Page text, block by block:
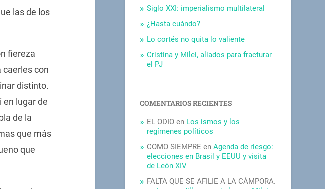
las de los
fiereza
caerles con
distinto.
en lugar de
de la
que más
que
Siglo XXI: imperialismo multilateral
¿Hasta cuándo?
Lo cortés no quita lo valiente
Cristina y Milei, aliados para fracturar
el PJ
COMENTARIOS RECIENTES
EL ODIO en Los ismos y los
regímenes políticos
COMO SIEMPRE enAgenda de riesgo:
elecciones en Brasil y EEUU y visita
de León XIV
FALTA QUE SE AFILIE A LA CÁMPORA.